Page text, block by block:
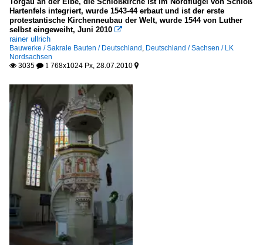
Hartenfels integriert, wurde 1543-44 erbaut und ist der erste
protestantische Kirchenneubau der Welt, wurde 1544 von Luther
selbst eingeweiht, Juni 2010 
rainer ullrich
Bauwerke / Sakrale Bauten / Deutschland , Deutschland / Sachsen / LK
Nordsachsen
 3035  1 768x1024 Px, 28.07.2010 